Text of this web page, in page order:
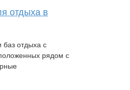
отдыха в
баз отдыха с
рядом с